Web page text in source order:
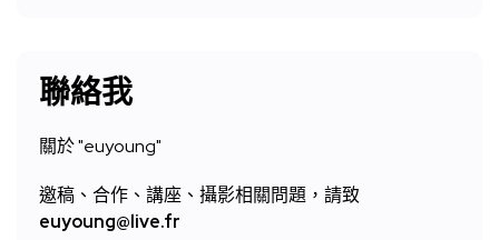
聯絡我
關於 "euyoung"
邀稿、合作、講座、攝影相關問題，請致
euyoung@live.fr